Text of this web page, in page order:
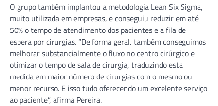
O grupo também implantou a metodologia Lean Six Sigma,
muito utilizada em empresas, e conseguiu reduzir em até
50% o tempo de atendimento dos pacientes e a fila de
espera por cirurgias. “De forma geral, também conseguimos
melhorar substancialmente o fluxo no centro cirúrgico e
otimizar o tempo de sala de cirurgia, traduzindo esta
medida em maior número de cirurgias com o mesmo ou
menor recurso. E isso tudo oferecendo um excelente serviço
ao paciente”, afirma Pereira.